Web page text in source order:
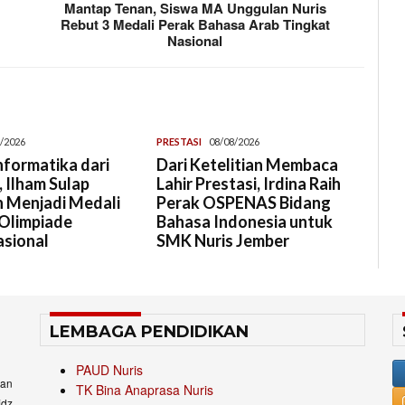
Mantap Tenan, Siswa MA Unggulan Nuris
Rebut 3 Medali Perak Bahasa Arab Tingkat
Nasional
2026
dari
Ilham Sulap
Menjadi Medali
PRESTASI 08/08/2026
Dari Ketelitian Membaca
Lahir Prestasi, Irdina Raih
Perak OSPENAS Bidang
Bahasa Indonesia untuk
SMK Nuris Jember
LEMBAGA PENDIDIKAN
PAUD Nuris
TK Bina Anaprasa Nuris